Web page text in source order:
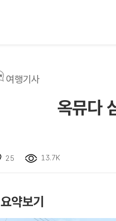
여행기사
옥뮤다
25 13.7K
요약보기